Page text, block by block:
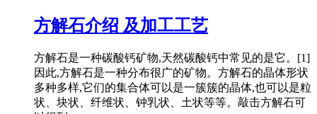
方解石介绍 及加工工艺
方解石是一种碳酸钙矿物,天然碳酸钙中常见的是它。[1]
因此,方解石是一种分布很广的矿物。方解石的晶体形状
多种多样,它们的集合体可以是一簇簇的晶体,也可以是粒
状、块状、纤维状、钟乳状、土状等等。敲击方解石可